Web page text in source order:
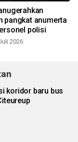
pangkat anumerta
polisi
2026
koridor baru bus